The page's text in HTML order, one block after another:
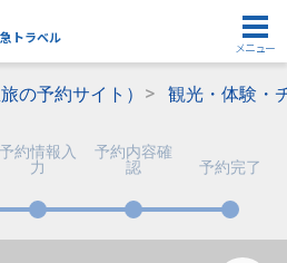
トラベル
メニュー
の予約サイト） 観光・体験・
予約情報入
力
予約内容確
認
予約完了